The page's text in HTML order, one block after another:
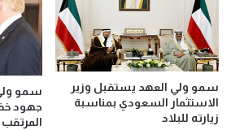
سمو ولي العهد يستقبل وزير
الاستثمار السعودي بمناسبة
زيارته للبلاد
سمو
جهود
المرتقب